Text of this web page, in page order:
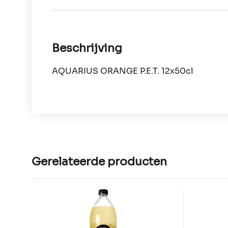
Beschrijving
AQUARIUS ORANGE P.E.T. 12x50cl
Gerelateerde producten